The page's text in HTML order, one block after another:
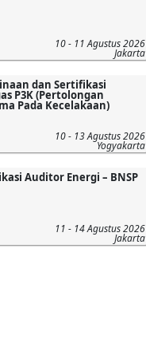
10 - 11 Agustus 2026
Jakarta
dan Sertifikasi
P3K (Pertolongan
Pada Kecelakaan)
10 - 13 Agustus 2026
Yogyakarta
Auditor Energi – BNSP
11 - 14 Agustus 2026
Jakarta